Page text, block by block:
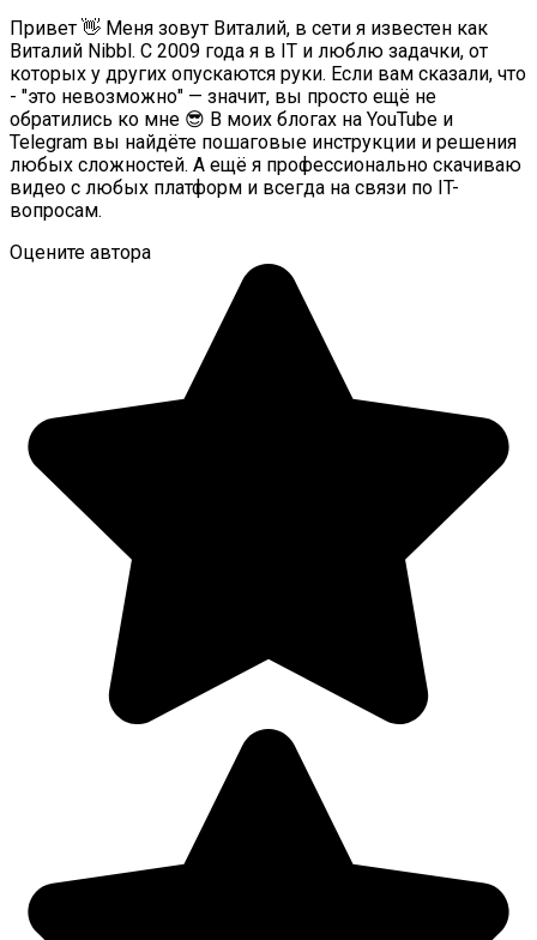
Привет 👋 Меня зовут Виталий, в сети я известен как
Виталий Nibbl. С 2009 года я в IT и люблю задачки, от
которых у других опускаются руки. Если вам сказали, что
- "это невозможно" — значит, вы просто ещё не
обратились ко мне 😎 В моих блогах на YouTube и
Telegram вы найдёте пошаговые инструкции и решения
любых сложностей. А ещё я профессионально скачиваю
видео с любых платформ и всегда на связи по IT-
вопросам.
Оцените автора